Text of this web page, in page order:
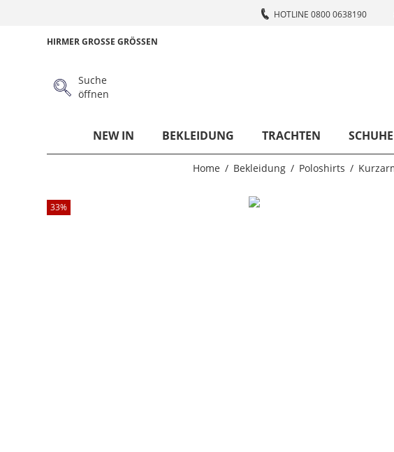
HOTLINE 0800 0638190
HIRMER GROSSE GRÖSSEN
Suche
öffnen
NEW IN BEKLEIDUNG TRACHTEN SCHUHE
Home Bekleidung Poloshirts
33%